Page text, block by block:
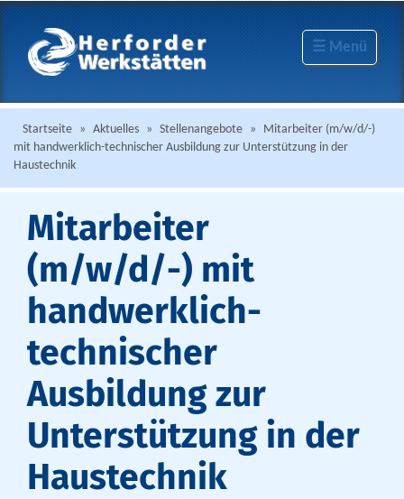
☰ Menü
Startseite » Aktuelles » Stellenangebote »
Mitarbeiter (m/w/d/-)
mit handwerklich-technischer Ausbildung zur Unterstützung in der
Haustechnik
Mitarbeiter
(m/w/d/-) mit
handwerklich-
technischer
Ausbildung zur
Unterstützung in der
Haustechnik